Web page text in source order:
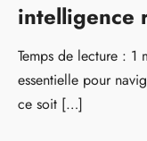
intelligence
Temps de lecture : 1
essentielle pour
ce soit […]